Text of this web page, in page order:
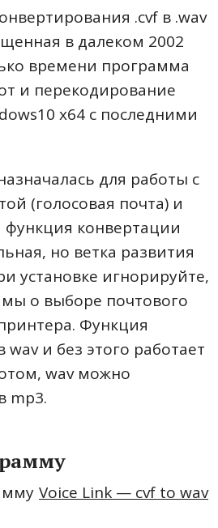
.cvf в .wav
в далеком 2002
времени программа
и перекодирование
x64 c последними
для работы с
(голосовая почта) и
конвертации
но ветка развития
установке игнорируйте,
о выборе почтового
Функция
и без этого работает
wav можно
mp3.
Voice Link — cvf to wav